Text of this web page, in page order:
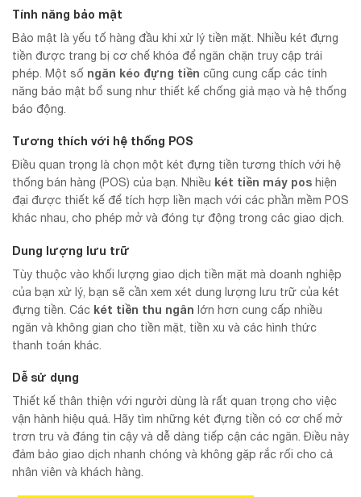
Tính năng bảo mật
Bảo mật là yếu tố hàng đầu khi xử lý tiền mặt. Nhiều két đựng
tiền được trang bị cơ chế khóa để ngăn chặn truy cập trái
phép. Một số ngăn kéo đựng tiền cũng cung cấp các tính
năng bảo mật bổ sung như thiết kế chống giả mạo và hệ thống
báo động.
Tương thích với hệ thống POS
Điều quan trọng là chọn một két đựng tiền tương thích với hệ
thống bán hàng (POS) của bạn. Nhiều két tiền máy pos hiện
đại được thiết kế để tích hợp liền mạch với các phần mềm POS
khác nhau, cho phép mở và đóng tự động trong các giao dịch.
Dung lượng lưu trữ
Tùy thuộc vào khối lượng giao dịch tiền mặt mà doanh nghiệp
của bạn xử lý, bạn sẽ cần xem xét dung lượng lưu trữ của két
đựng tiền. Các két tiền thu ngân lớn hơn cung cấp nhiều
ngăn và không gian cho tiền mặt, tiền xu và các hình thức
thanh toán khác.
Dễ sử dụng
Thiết kế thân thiện với người dùng là rất quan trọng cho việc
vận hành hiệu quả. Hãy tìm những két đựng tiền có cơ chế mở
trơn tru và đáng tin cậy và dễ dàng tiếp cận các ngăn. Điều này
đảm bảo giao dịch nhanh chóng và không gặp rắc rối cho cả
nhân viên và khách hàng.